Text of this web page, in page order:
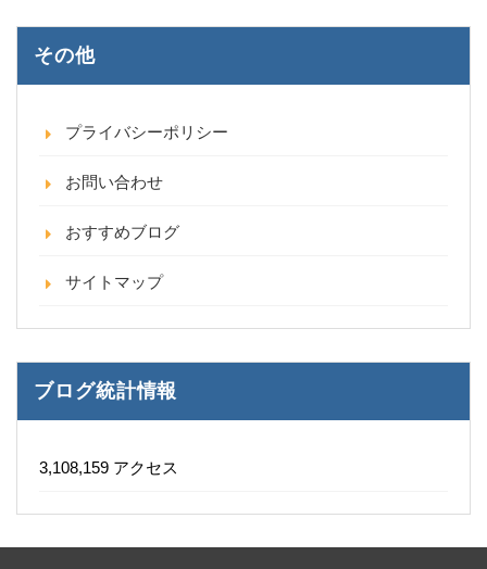
その他
プライバシーポリシー
お問い合わせ
おすすめブログ
サイトマップ
ブログ統計情報
3,108,159 アクセス